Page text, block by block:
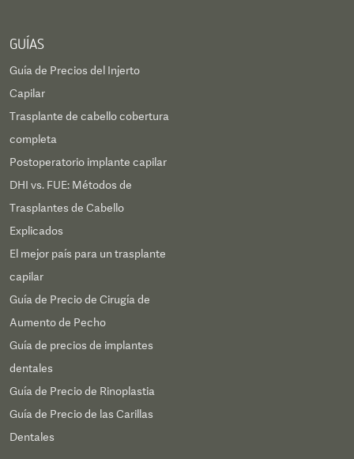
GUÍAS
Guía de Precios del Injerto
Capilar
Trasplante de cabello cobertura
completa
Postoperatorio implante capilar
DHI vs. FUE: Métodos de
Trasplantes de Cabello
Explicados
El mejor país para un trasplante
capilar
Guía de Precio de Cirugía de
Aumento de Pecho
Guía de precios de implantes
dentales
Guía de Precio de Rinoplastia
Guía de Precio de las Carillas
Dentales